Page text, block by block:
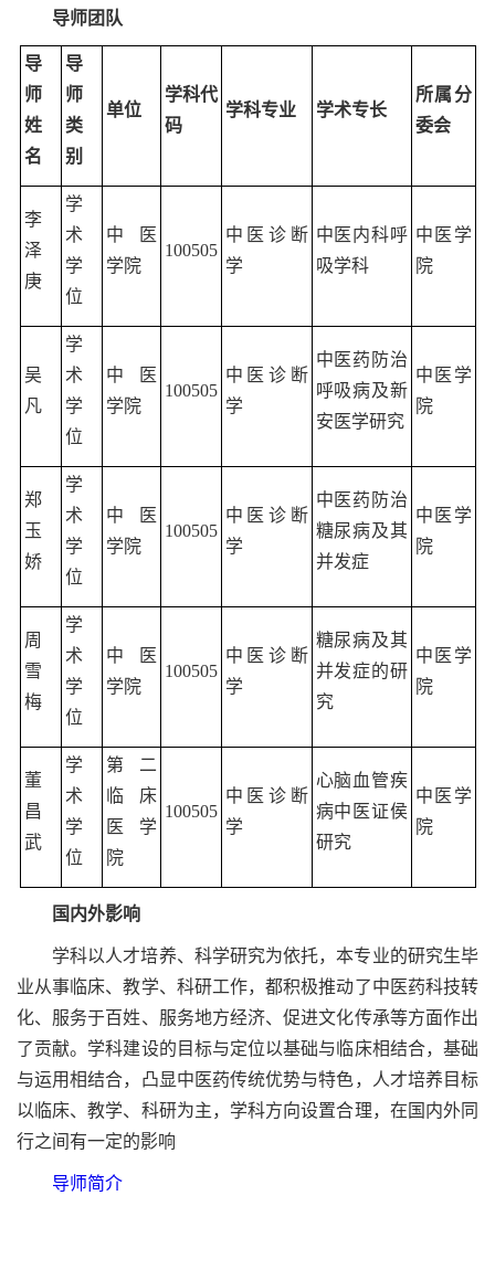
导师团队
导
师
姓
名
导
师
类
别
单位
学科代
码
学科专业 学术专长
所属分
委会
李
泽
庚
学
术
学
位
中医
学院
100505
中医诊断
学
中医内科呼
吸学科
中医学
院
吴
凡
学
术
学
位
中医
学院
100505
中医诊断
学
中医药防治
呼吸病及新
安医学研究
中医学
院
郑
玉
娇
学
术
学
位
中医
学院
100505
中医诊断
学
中医药防治
糖尿病及其
并发症
中医学
院
周
雪
梅
学
术
学
位
中医
学院
100505
中医诊断
学
糖尿病及其
并发症的研
究
中医学
院
董
昌
武
学
术
学
位
第二
临床
医学
院
100505
中医诊断
学
心脑血管疾
病中医证侯
研究
中医学
院
国内外影响
学科以人才培养、科学研究为依托，本专业的研究生毕
业从事临床、教学、科研工作，都积极推动了中医药科技转
化、服务于百姓、服务地方经济、促进文化传承等方面作出
了贡献。学科建设的目标与定位以基础与临床相结合，基础
与运用相结合，凸显中医药传统优势与特色，人才培养目标
以临床、教学、科研为主，学科方向设置合理，在国内外同
行之间有一定的影响
导师简介